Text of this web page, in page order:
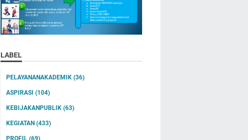
LABEL
PELAYANANAKADEMIK (36)
ASPIRASI (104)
KEBIJAKANPUBLIK (63)
KEGIATAN (433)
PROFIL (69)